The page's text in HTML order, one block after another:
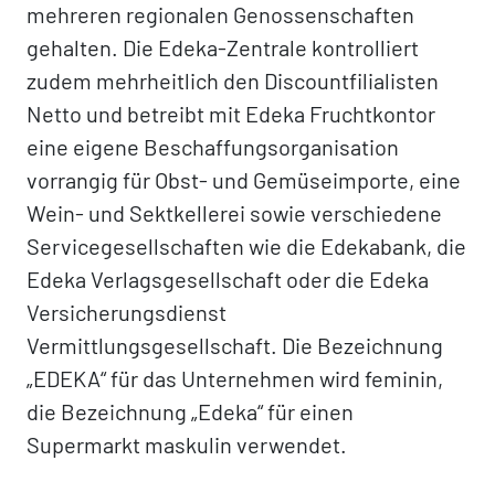
mehreren regionalen Genossenschaften
gehalten. Die Edeka-Zentrale kontrolliert
zudem mehrheitlich den Discountfilialisten
Netto und betreibt mit Edeka Fruchtkontor
eine eigene Beschaffungsorganisation
vorrangig für Obst- und Gemüseimporte, eine
Wein- und Sektkellerei sowie verschiedene
Servicegesellschaften wie die Edekabank, die
Edeka Verlagsgesellschaft oder die Edeka
Versicherungsdienst
Vermittlungsgesellschaft. Die Bezeichnung
„EDEKA“ für das Unternehmen wird feminin,
die Bezeichnung „Edeka“ für einen
Supermarkt maskulin verwendet.